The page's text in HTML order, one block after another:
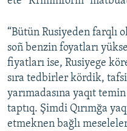
“Bütün Rusiyeden farqlı
soñ benzin foyatları
fiyatları ise, Rusiyege
sıra tedbirler kördik,
yarımadasına yaqıt
taptıq. Şimdi Qırımğa
etmeknen bağlı